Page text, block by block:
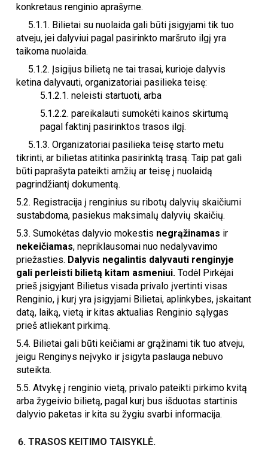
konkretaus renginio aprašyme.
5.1.1. Bilietai su nuolaida gali būti įsigyjami tik tuo
atveju, jei dalyviui pagal pasirinkto maršruto ilgį yra
taikoma nuolaida.
5.1.2. Įsigijus bilietą ne tai trasai, kurioje dalyvis
ketina dalyvauti, organizatoriai pasilieka teisę:
5.1.2.1. neleisti startuoti, arba
5.1.2.2. pareikalauti sumokėti kainos skirtumą
pagal faktinį pasirinktos trasos ilgį.
5.1.3. Organizatoriai pasilieka teisę starto metu
tikrinti, ar bilietas atitinka pasirinktą trasą. Taip pat gali
būti paprašyta pateikti amžių ar teisę į nuolaidą
pagrindžiantį dokumentą.
5.2. Registracija į renginius su ribotų dalyvių skaičiumi
sustabdoma, pasiekus maksimalų dalyvių skaičių.
5.3.Sumokėtas dalyvio mokestis negrąžinamas ir
nekeičiamas, nepriklausomai nuo nedalyvavimo
priežasties. Dalyvis negalintis dalyvauti renginyje
gali perleisti bilietą kitam asmeniui.Todėl Pirkėjai
prieš įsigyjant Bilietus visada privalo įvertinti visas
Renginio, į kurį yra įsigyjami Bilietai, aplinkybes, įskaitant
datą, laiką, vietą ir kitas aktualias Renginio sąlygas
prieš atliekant pirkimą.
5.4. Bilietai gali būti keičiami ar grąžinami tik tuo atveju,
jeigu Renginys neįvyko ir įsigyta paslauga nebuvo
suteikta.
5.5.Atvykę į renginio vietą, privalo pateikti pirkimo kvitą
arba žygeivio bilietą, pagal kurį bus išduotas startinis
dalyvio paketas ir kita su žygiu svarbi informacija.
TRASOS KEITIMO TAISYKLĖ.